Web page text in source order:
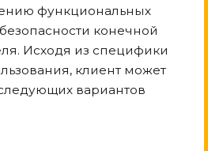
функциональных
конечной
Исходя из специфики
клиент может
вариантов